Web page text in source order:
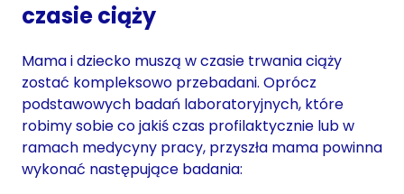
czasie ciąży
Mama i dziecko muszą w czasie trwania ciąży
zostać kompleksowo przebadani. Oprócz
podstawowych badań laboratoryjnych, które
robimy sobie co jakiś czas profilaktycznie lub w
ramach medycyny pracy, przyszła mama powinna
wykonać następujące badania: